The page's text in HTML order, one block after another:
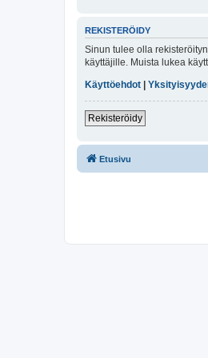
REKISTERÖIDY
Sinun tulee olla
käyttäjille. Muista lukea
Käyttöehdot |
Rekisteröidy
Etusivu